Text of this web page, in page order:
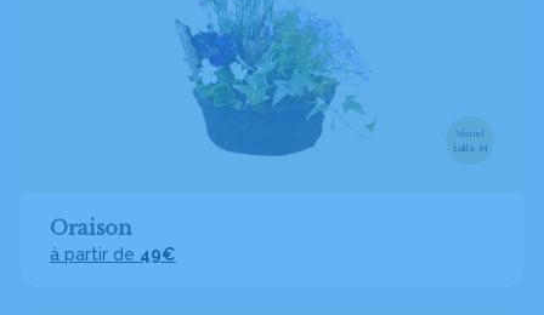
Visuel
taille M
Oraison
à partir de 49€